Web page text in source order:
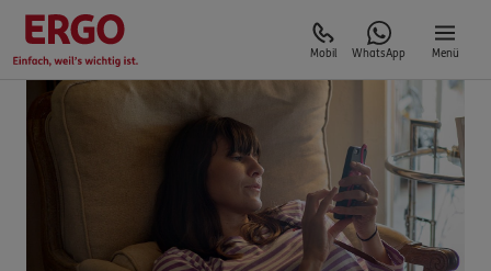
Mobil WhatsApp Menü